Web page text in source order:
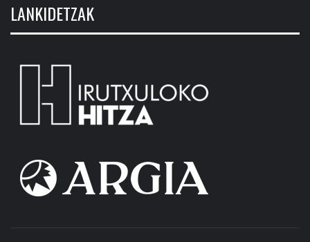
LANKIDETZAK